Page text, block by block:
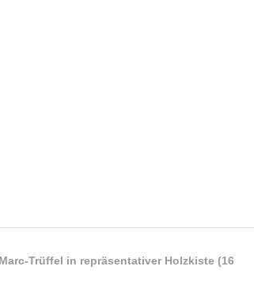
Trüffel in repräsentativer Holzkiste (16